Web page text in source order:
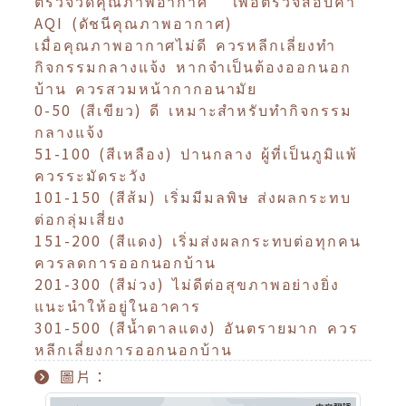
AQI (ดัชนีคุณภาพอากาศ)
เมื่อคุณภาพอากาศไม่ดี ควรหลีกเลี่ยงทำ
กิจกรรมกลางแจ้ง หากจำเป็นต้องออกนอก
บ้าน ควรสวมหน้ากากอนามัย
0-50 (สีเขียว) ดี เหมาะสำหรับทำกิจกรรม
กลางแจ้ง
51-100 (สีเหลือง) ปานกลาง ผู้ที่เป็นภูมิแพ้
ควรระมัดระวัง
101-150 (สีส้ม) เริ่มมีมลพิษ ส่งผลกระทบ
ต่อกลุ่มเสี่ยง
151-200 (สีแดง) เริ่มส่งผลกระทบต่อทุกคน
ควรลดการออกนอกบ้าน
201-300 (สีม่วง) ไม่ดีต่อสุขภาพอย่างยิ่ง
แนะนำให้อยู่ในอาคาร
301-500 (สีน้ำตาลแดง) อันตรายมาก ควร
หลีกเลี่ยงการออกนอกบ้าน
圖片：